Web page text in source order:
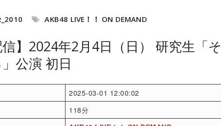
AKB48 LIVE！！ ON DEMAND
信】2024年2月4日（日） 研究生「そ
公演 初日
2025-03-01 12:00:02
118分